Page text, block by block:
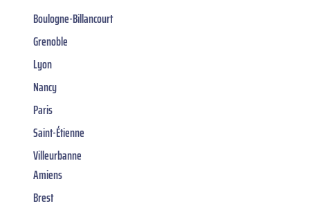
Boulogne-Billancourt
Grenoble
Lyon
Nancy
Paris
Saint-Étienne
Villeurbanne
Amiens
Brest